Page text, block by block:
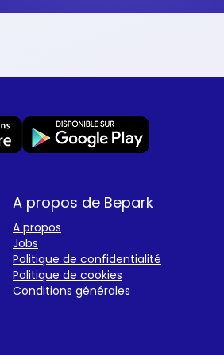
A propos de Bepark
A propos
Jobs
Politique de confidentialité
Politique de cookies
Conditions générales